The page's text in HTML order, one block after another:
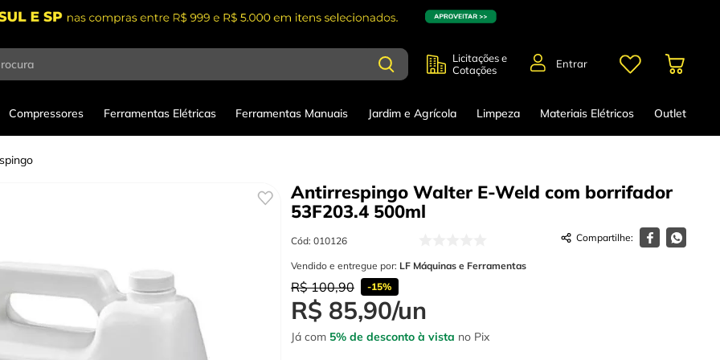
Licitações e
Cotações
Entrar
Compressores Ferramentas Elétricas Ferramentas Manuais Jardim e Agrícola Limpeza Materiais Elétricos Outlet
Antirrespingo Walter E-Weld com borrifador
53F203.4 500ml
Cód: 010126
Vendido e entregue por: LF Máquinas e Ferramentas
R$ 100,90 -15%
R$ 85,90/un
Já com 5% de desconto à vista no Pix